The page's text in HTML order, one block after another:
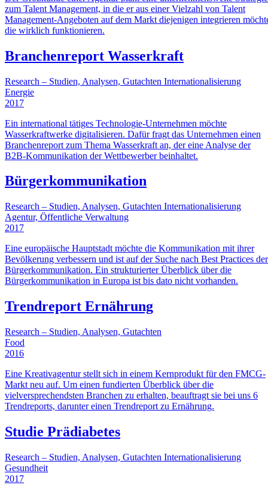
zum Talent Management, in die er aus einer Vielzahl von Talent
Management-Angeboten auf dem Markt diejenigen integrieren
die wirklich funktionieren.
Branchenreport Wasserkraft
Research – Studien, Analysen, Gutachten Internationalisierung
Energie
2017
Ein international tätiges Technologie-Unternehmen möchte
Wasserkraftwerke digitalisieren. Dafür fragt das Unternehmen einen
Branchenreport zum Thema Wasserkraft an, der eine Analyse der
B2B-Kommunikation der Wettbewerber beinhaltet.
Bürgerkommunikation
Research – Studien, Analysen, Gutachten Internationalisierung
Agentur, Öffentliche Verwaltung
2017
Eine europäische Hauptstadt möchte die Kommunikation mit ihrer
Bevölkerung verbessern und ist auf der Suche nach Best Practices der
Bürgerkommunikation. Ein strukturierter Überblick über die
Bürgerkommunikation in Europa ist bis dato nicht vorhanden.
Trendreport Ernährung
Research – Studien, Analysen, Gutachten
Food
2016
Eine Kreativagentur stellt sich in einem Kernprodukt für den FMCG-
Markt neu auf. Um einen fundierten Überblick über die
vielversprechendsten Branchen zu erhalten, beauftragt sie bei uns 6
Trendreports, darunter einen Trendreport zu Ernährung.
Studie Prädiabetes
Research – Studien, Analysen, Gutachten Internationalisierung
Gesundheit
2017